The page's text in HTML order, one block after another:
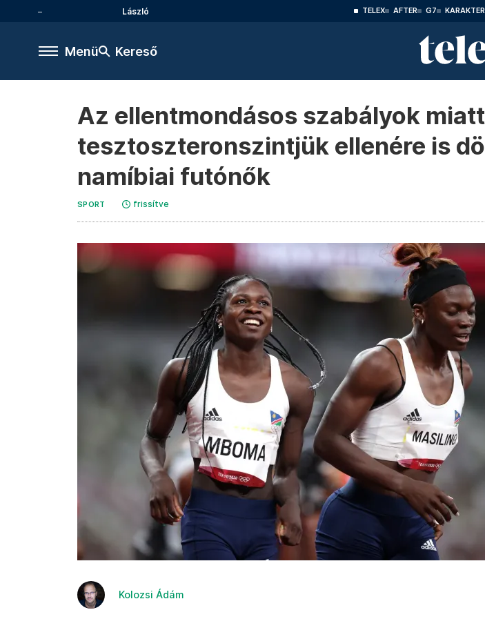
László TELEX AFTER G7 KARAKTER
Menü Kereső
Az ellentmondásos szabályok
tesztoszteronszintjük ellenére is
namíbiai futónők
SPORT frissítve
Kolozsi Ádám